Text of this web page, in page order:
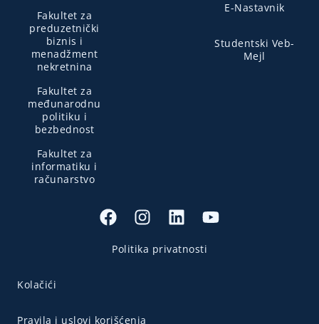
Fakultet za
preduzetnički
biznis i
menadžment
nekretnina
Fakultet za
međunarodnu
politiku i
bezbednost
Fakultet za
informatiku i
računarstvo
E-Nastavnik
Studentski Veb-
Mejl
Politika privatnosti
Kolačići
Pravila i uslovi korišćenja